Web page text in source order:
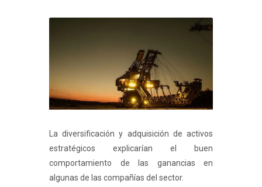
La diversificación y adquisición de activos
estratégicos explicarían el buen
comportamiento de las ganancias en
algunas de las compañías del sector.